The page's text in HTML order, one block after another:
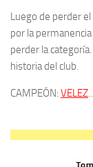
Luego de perder
por la
perder la
historia del club.
CAMPEÓN: VELEZ